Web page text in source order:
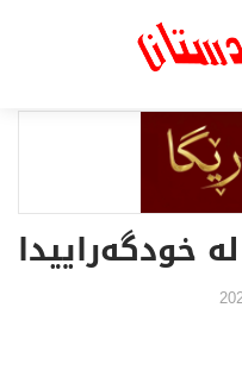
خودگەراییدا